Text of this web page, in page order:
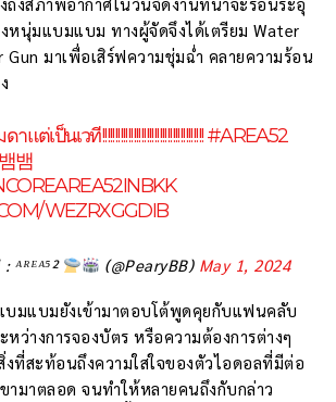
หนุ่มแบมแบม ทางผู้จัดจึงได้เตรียม Water
Gun มาเพื่อเสิร์ฟความชุ่มฉ่ำ คลายความร้อน
เป็นเวที!!!!!!!!!!!!!!!!!!!!!!!!!!!!!!!!!!!!!!!#AREA52
뱀
WEZRXGGDIB
ᴬᴿᴱᴬ⁵²​ (@PearyBB) May 1, 2024
มแบมยังเข้ามาตอบโต้พูดคุยกับแฟนคลับ
ว่างการจองบัตร หรือความต้องการต่างๆ
งที่สะท้อนถึงความใส่ใจของตัวไอดอลที่มีต่อ
มาตลอด จนทำให้หลายคนถึงกับกล่าว